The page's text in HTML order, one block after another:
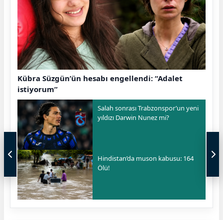
Kübra Süzgün’ün hesabı engellendi: “Adalet
istiyorum”
Salah sonrası Trabzonspor’un yeni
yıldızı Darwin Nunez mi?
Hindistan’da muson kabusu: 164
Ölü!